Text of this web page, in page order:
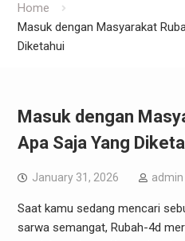
Home
Masuk dengan Masyarakat
Diketahui
Masuk dengan
Apa Saja Yang
January 31, 2026 admin
Saat kamu sedang mencari
sarwa semangat, Rubah-4d